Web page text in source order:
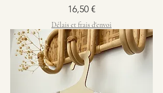
Prix
16,50 €
Délais et frais d'envoi